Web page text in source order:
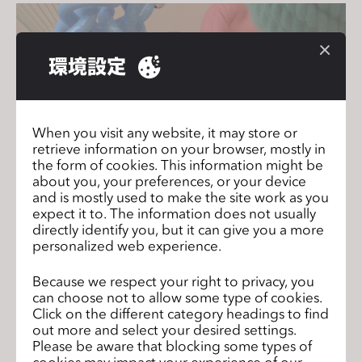
Join us for the CLO 2024.0 New
Features Webinar!
環境設定
When you visit any website, it may store or
retrieve information on your browser, mostly in
the form of cookies. This information might be
about you, your preferences, or your device
and is mostly used to make the site work as you
expect it to. The information does not usually
directly identify you, but it can give you a more
personalized web experience.
Because we respect your right to privacy, you
can choose not to allow some type of cookies.
Click on the different category headings to find
out more and select your desired settings.
Please be aware that blocking some types of